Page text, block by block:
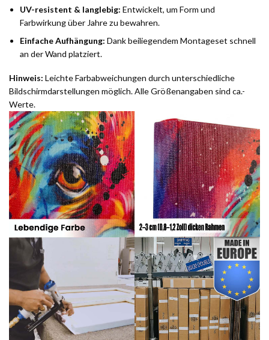
UV-resistent & langlebig: Entwickelt, um Form und
Farbwirkung über Jahre zu bewahren.
Einfache Aufhängung: Dank beiliegendem Montageset schnell
an der Wand platziert.
Hinweis: Leichte Farbabweichungen durch unterschiedliche
Bildschirmdarstellungen möglich. Alle Größenangaben sind ca.-
Werte.